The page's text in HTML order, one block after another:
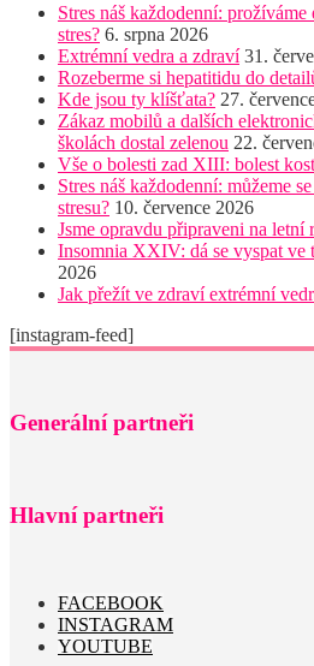
Stres náš každodenní:
stres? 6. srpna 2026
Extrémní vedra a zdraví 31.
Rozeberme si hepatitidu do
Kde jsou ty klíšťata? 27.
Zákaz mobilů a dalších
školách dostal zelenou 22.
Vše o bolesti zad XIII: bolest
Stres náš každodenní: můžeme
stresu? 10. července 2026
Jsme opravdu připraveni na letní
Insomnia XXIV: dá se vyspat ve
2026
Jak přežít ve zdraví extrémní
[instagram-feed]
Generální partneři
Hlavní partneři
FACEBOOK
INSTAGRAM
YOUTUBE